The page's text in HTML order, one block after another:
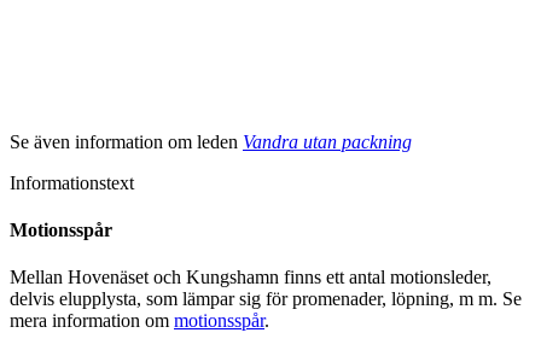
Se även information om leden Vandra utan packning
Informationstext
Motionsspår
Mellan Hovenäset och Kungshamn finns ett antal motionsleder,
delvis elupplysta, som lämpar sig för promenader, löpning, m m. Se
mera information om motionsspår.